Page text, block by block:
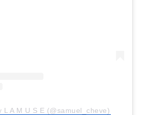
L A M U S E (@samuel_cheve)